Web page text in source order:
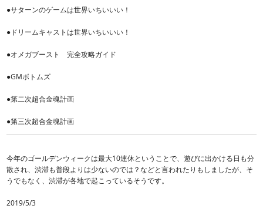
●サターンのゲームは世界いちいいい！
●ドリームキャストは世界いちいいい！
●オメガブースト 完全攻略ガイド
●GMボトムズ
●第二次超合金魂計画
●第三次超合金魂計画
今年のゴールデンウィークは最大10連休ということで、遊びに出かける日も分
散され、渋滞も普段よりは少ないのでは？などと言われたりもしましたが、そ
うでもなく、渋滞が各地で起こっているそうです。
2019/5/3